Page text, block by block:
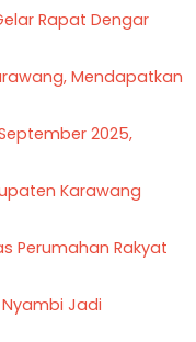
Rapat Dengar
Mendapatkan
2025,
Karawang
Perumahan Rakyat
Jadi